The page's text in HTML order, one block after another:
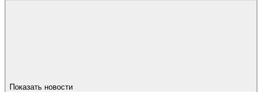
Показать новости